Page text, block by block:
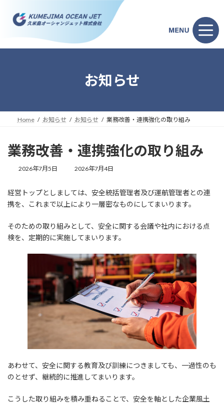
お知らせ
Home お知らせ お知らせ 業務改善・連携強化の取り組み
業務改善・連携強化の取り組み
2026年7月5日
最
新
日
2026年7月4日
経営トップとしましては、安全統括管理者及び運航管理者との連
携を、これまで以上により一層密なものにしてまいります。
そのための取り組みとして、安全に関する会議や社内における点
検を、定期的に実施してまいります。
あわせて、安全に関する教育及び訓練につきましても、一過性のも
のとせず、継続的に推進してまいります。
こうした取り組みを積み重ねることで、安全を軸とした企業風土